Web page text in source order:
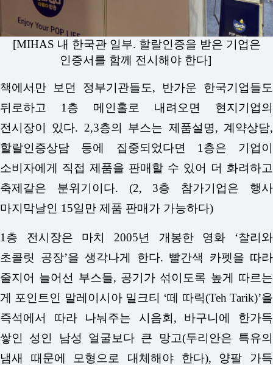
[MIHAS 내 한국관 일부. 할랄인증을 받은 기업은
인증서를 함께 전시해야 한다]
책에서만 보던 정부기관들도, 반가운 한국기업들도
뒤로하고 1층 메인홀로 내려오면 현지기업의
전시장이 있다. 2,3층의 부스는 제품설명, 계약상담,
할랄인증상담 등에 집중되었다면 1층은 기업이
소비자에게 직접 제품을 판매할 수 있어 더 화려하고
축제같은 분위기이다. (2, 3층 참가기업은 행사
마지막날인 15일만 제품 판매가 가능하다)
1층 전시장은 마치 2005년 개봉한 영화 ‘찰리와
초콜릿 공장’을 생각나게 한다. 빨간색 카펫을 따라
줄지어 늘어선 부스들, 공기가 섞이도록 높게 따르는
게 포인트인 말레이시아 밀크티 ‘떼 따릭(Teh Tarik)’을
즉석에서 따라 나눠주는 시음회, 바구니에 한가득
쌓인 성인 남성 얼굴보다 큰 망고(두리안은 특유의
냄새 때문에 모형으로 대체해야 한다), 양팔 가득